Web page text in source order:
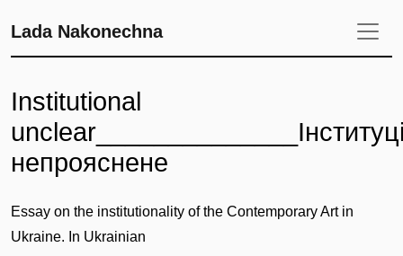
Lada Nakonechna
Institutional
непрояснене
Essay on the institutionality of the Contemporary Art in
Ukraine. In Ukrainian